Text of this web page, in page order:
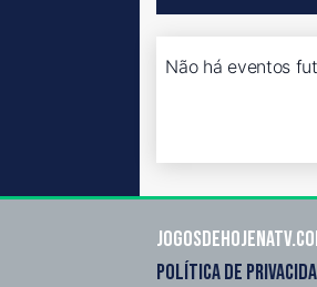
Não há eventos
POLÍTICA DE